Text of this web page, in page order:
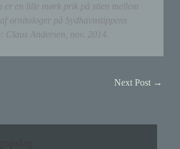
en lille mørk prik på stien mellem
ornitologer på Sydhavnstippens
Claus Andersen, nov. 2014.
Next Post →